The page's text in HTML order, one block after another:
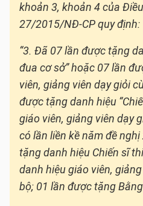
khoản 3, khoản 4 của
27/2015/NĐ-CP quy định:
“3. Đã 07 lần được tặng
đua cơ sở” hoặc 07 lần
viên, giảng viên dạy giỏi
được tặng danh hiệu
giáo viên, giảng viên dạy
có lần liền kề năm đề
tặng danh hiệu Chiến sĩ
danh hiệu giáo viên,
bộ; 01 lần được tặng